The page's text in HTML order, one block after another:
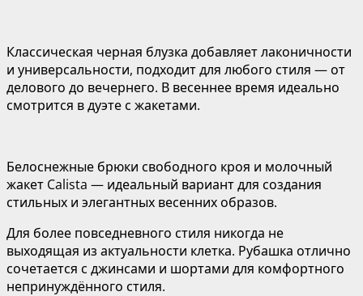
Классическая черная блузка добавляет лаконичности
и универсальности, подходит для любого стиля — от
делового до вечернего. В весеннее время идеально
смотрится в дуэте с жакетами.
Белоснежные брюки свободного кроя и молочный
жакет Calista — идеальный вариант для создания
стильных и элегантных весенних образов.
Для более повседневного стиля никогда не
выходящая из актуальности клетка. Рубашка отлично
сочетается с джинсами и шортами для комфортного
непринуждённого стиля.